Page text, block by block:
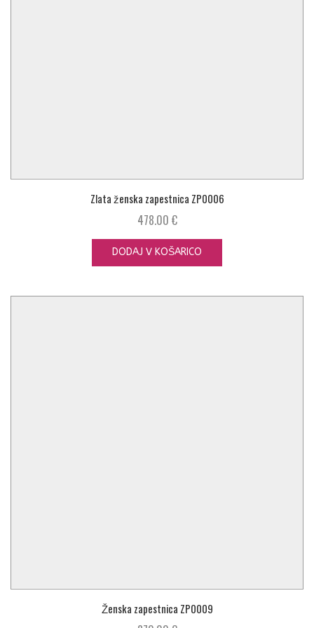
Zlata ženska zapestnica ZP0006
478.00 €
DODAJ V KOŠARICO
Ženska zapestnica ZP0009